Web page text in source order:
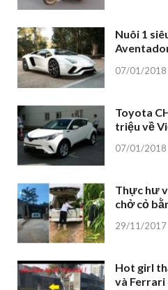
Nuôi 1
07/01/2018
Toyota
triệu về
07/01/2018
Thực hư
chở cỏ
29/11/2017
Hot girl
và Ferrari